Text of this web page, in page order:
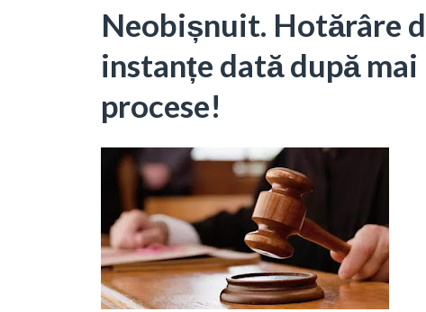
Neobișnuit. Hotărâre
instanțe dată după mai
procese!